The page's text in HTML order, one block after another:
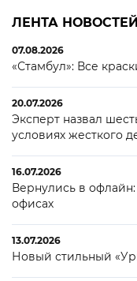
ЛЕНТА НОВОСТЕЙ
07.08.2026
«Стамбул»: Все
20.07.2026
Эксперт назвал
условиях жесткого
16.07.2026
Вернулись в
офисах
13.07.2026
Новый стильный